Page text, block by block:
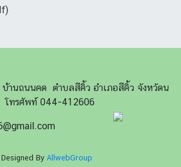
นถนนคด ตำบลสีคิ้ว อำเภอสีคิ้ว จังหวัดน
ทรศัพท์ 044-412606
Designed By AllwebGroup